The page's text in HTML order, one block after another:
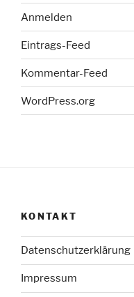
Anmelden
Eintrags-Feed
Kommentar-Feed
WordPress.org
KONTAKT
Datenschutzerklärung
Impressum